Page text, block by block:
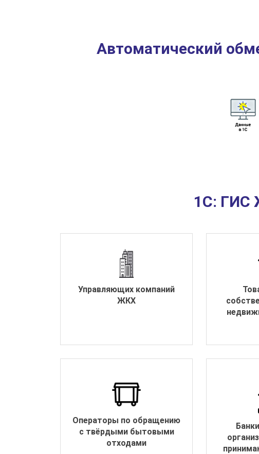
Автоматический
1С: ГИС
Управляющих компаний
ЖКХ
Операторы по обращению
с твёрдыми бытовыми
отходами